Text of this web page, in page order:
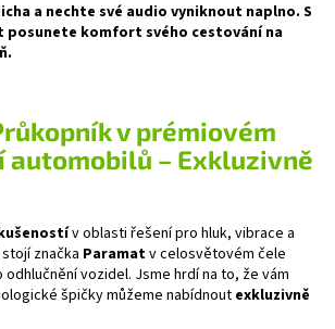
a nechte své audio vyniknout naplno. S
posunete komfort svého cestování na
v prémiovém
automobilů – Exkluzivně
v oblasti řešení pro hluk, vibrace a
značka Paramatv celosvětovém čele
vozidel. Jsme hrdí na to, že vám
špičky můžeme nabídnout exkluzivně